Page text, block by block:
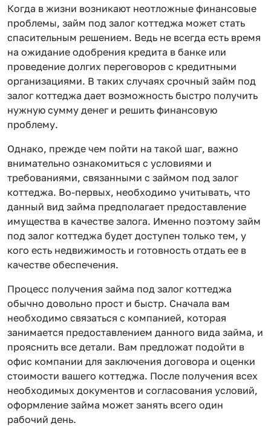
Когда в жизни возникают неотложные финансовые
проблемы, займ под залог коттеджа может стать
спасительным решением. Ведь не всегда есть время
на ожидание одобрения кредита в банке или
проведение долгих переговоров с кредитными
организациями. В таких случаях срочный займ под
залог коттеджа дает возможность быстро получить
нужную сумму денег и решить финансовую
проблему.
Однако, прежде чем пойти на такой шаг, важно
внимательно ознакомиться с условиями и
требованиями, связанными с займом под залог
коттеджа. Во-первых, необходимо учитывать, что
данный вид займа предполагает предоставление
имущества в качестве залога. Именно поэтому займ
под залог коттеджа будет доступен только тем, у
кого есть недвижимость и готовность отдать ее в
качестве обеспечения.
Процесс получения займа под залог коттеджа
обычно довольно прост и быстр. Сначала вам
необходимо связаться с компанией, которая
занимается предоставлением данного вида займа, и
прояснить все детали. Вам предложат подойти в
офис компании для заключения договора и оценки
стоимости вашего коттеджа. После получения всех
необходимых документов и согласования условий,
оформление займа может занять всего один
рабочий день.